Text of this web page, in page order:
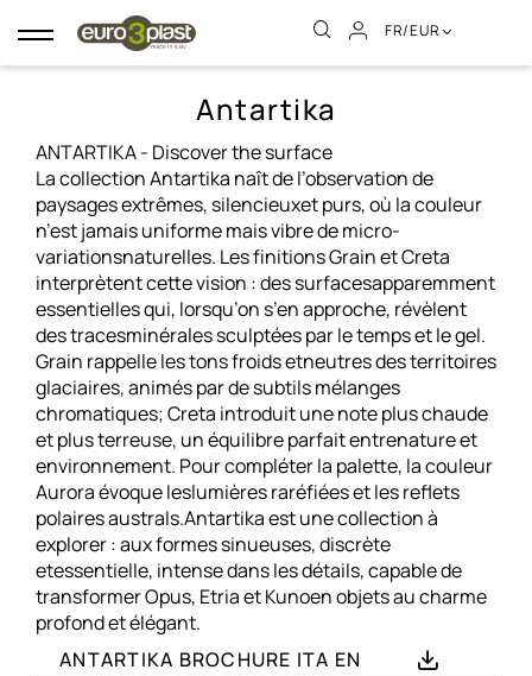
Basculer
la
FR/EUR
Antartika
ANTARTIKA - Discover the surface
La collection Antartika naît de l’observation de
paysages extrêmes, silencieuxet purs, où la couleur
n’est jamais uniforme mais vibre de micro-
variationsnaturelles. Les finitions Grain et Creta
interprètent cette vision : des surfacesapparemment
essentielles qui, lorsqu’on s’en approche, révèlent
des tracesminérales sculptées par le temps et le gel.
Grain rappelle les tons froids etneutres des territoires
glaciaires, animés par de subtils mélanges
chromatiques; Creta introduit une note plus chaude
et plus terreuse, un équilibre parfait entrenature et
environnement. Pour compléter la palette, la couleur
Aurora évoque leslumières raréfiées et les reflets
polaires australs.Antartika est une collection à
explorer : aux formes sinueuses, discrète
etessentielle, intense dans les détails, capable de
transformer Opus, Etria et Kunoen objets au charme
profond et élégant.
ANTARTIKA BROCHURE ITA EN